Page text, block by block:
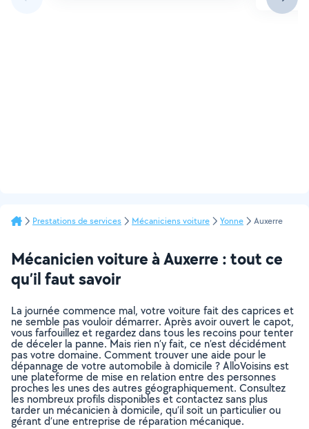
Prestations de services Mécaniciens voiture Yonne Auxerre
Mécanicien voiture à Auxerre : tout ce
qu’il faut savoir
La journée commence mal, votre voiture fait des caprices et
ne semble pas vouloir démarrer. Après avoir ouvert le capot,
vous farfouillez et regardez dans tous les recoins pour tenter
de déceler la panne. Mais rien n’y fait, ce n’est décidément
pas votre domaine. Comment trouver une aide pour le
dépannage de votre automobile à domicile ? AlloVoisins est
une plateforme de mise en relation entre des personnes
proches les unes des autres géographiquement. Consultez
les nombreux profils disponibles et contactez sans plus
tarder un mécanicien à domicile, qu’il soit un particulier ou
gérant d’une entreprise de réparation mécanique.